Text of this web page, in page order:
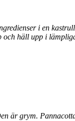
i en
häll upp i
är grym.